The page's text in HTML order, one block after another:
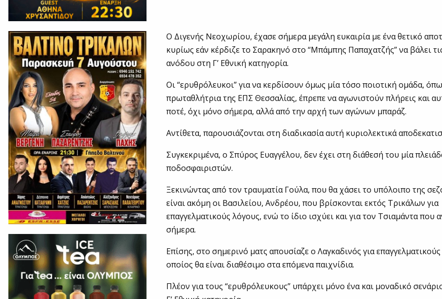
Ο Διγενής Νεοχωρίου, έχασε σήμερα μεγάλη ευκαιρία με ένα θετικό
κυρίως εάν κέρδιζε το Σαρακηνό στο “Μπάμπης Παπαχατζής” να βάλει
ανόδου στη Γ’ Εθνική κατηγορία.
Οι “ερυθρόλευκοι” για να κερδίσουν όμως μία τόσο ποιοτική ομάδα,
πρωταθλήτρια της ΕΠΣ Θεσσαλίας, έπρεπε να αγωνιστούν πλήρεις και
ποτέ, όχι μόνο σήμερα, αλλά από την αρχή των αγώνων μπαράζ.
Αντίθετα, παρουσιάζονται στη διαδικασία αυτή κυριολεκτικά
Συγκεκριμένα, ο Σπύρος Ευαγγέλου, δεν έχει στη διάθεσή του μία
ποδοσφαιριστών.
Ξεκινώντας από τον τραυματία Γούλα, που θα χάσει το υπόλοιπο της
είναι ακόμη οι Βασιλείου, Ανδρέου, που βρίσκονται εκτός Τρικάλων για
επαγγελματικούς λόγους, ενώ το ίδιο ισχύει και για τον Τσιαμάντα που
σήμερα.
Επίσης, στο σημερινό ματς απουσίαζε ο Λαγκαδινός για
οποίος θα είναι διαθέσιμο στα επόμενα παιχνίδια.
Πλέον για τους “ερυθρόλευκους” υπάρχει μόνο ένα και μοναδικό